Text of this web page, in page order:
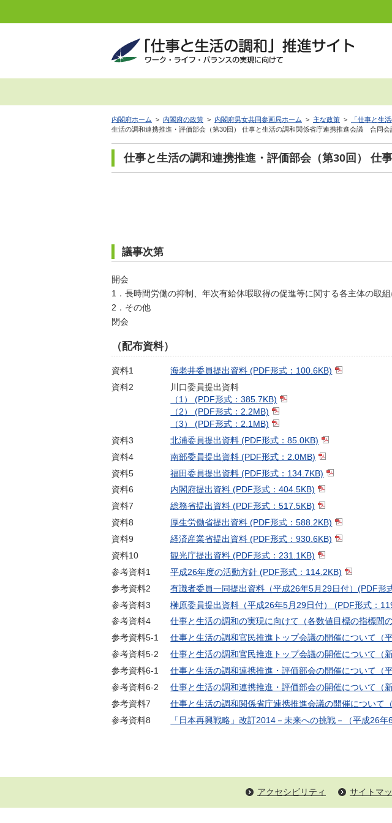
内閣府ホーム > 内閣府の政策 > 内閣府男女共同参画局ホーム > 主な政策 > 「仕事と生
生活の調和連携推進・評価部会（第30回） 仕事と生活の調和関係省庁連携推進会議 合同会
仕事と生活の調和連携推進・評価部会（第30回）
議事次第
開会
1．長時間労働の抑制、年次有給休暇取得の促進等に関する各主体の取
2．その他
閉会
（配布資料）
資料1
海老井委員提出資料 (PDF形式：100.6KB)
資料2
川口委員提出資料
（1） (PDF形式：385.7KB)
（2） (PDF形式：2.2MB)
（3） (PDF形式：2.1MB)
資料3
北浦委員提出資料 (PDF形式：85.0KB)
資料4
南部委員提出資料 (PDF形式：2.0MB)
資料5
福田委員提出資料 (PDF形式：134.7KB)
資料6
内閣府提出資料 (PDF形式：404.5KB)
資料7
総務省提出資料 (PDF形式：517.5KB)
資料8
厚生労働省提出資料 (PDF形式：588.2KB)
資料9
経済産業省提出資料 (PDF形式：930.6KB)
資料10
観光庁提出資料 (PDF形式：231.1KB)
参考資料1
平成26年度の活動方針 (PDF形式：114.2KB)
参考資料2
有識者委員一同提出資料（平成26年5月29日付）(PDF形
参考資料3
榊原委員提出資料（平成26年5月29日付） (PDF形式：
参考資料4
仕事と生活の調和の実現に向けて（各数値目標の指標間
参考資料5-1
仕事と生活の調和官民推進トップ会議の開催について（
参考資料5-2
仕事と生活の調和官民推進トップ会議の開催について（
参考資料6-1
仕事と生活の調和連携推進・評価部会の開催について（
参考資料6-2
仕事と生活の調和連携推進・評価部会の開催について（
参考資料7
仕事と生活の調和関係省庁連携推進会議の開催について
参考資料8
「日本再興戦略」改訂2014－未来への挑戦－（平成26
アクセシビリティ サイトマ